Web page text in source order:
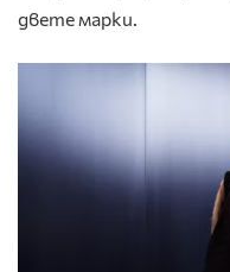
двете марки.